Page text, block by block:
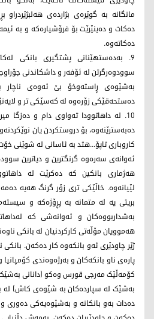
مانگانە بە گوێرەی بژاردەی
دەکات و دەینێرێت بۆ فرۆشیارەکە و بە
دەکاتەوە.
9. بەدەستهێنانی پشتگیری بانکی
سوودوەرگرتن لە ئۆفەر و داشکاندنی
بەشێوەی ڕاستەوخۆ بێ ئەوەی ناچار
دەستحەقێکی زۆرەوە لە کەسێکی تر و
10. لە داهاتوودا تەواوی دام و
دەبەسترێنەوە، بۆ دروستکردن یان
کاروباری تاپۆ...هتد بە ئاسانی لە شوێنی
ئەوانەی سەرەوە گرنگترین و دیاترین
هەژماری بانکین کە دەکرێت لە
لێیانەوە. خاڵێکی تری زۆر گرنگ هەیە
بریتی یە لە متمانە بە پڕۆژەکە و
بەشداربووەکان و ئەوانەشی کە
هەموویان مۆڵەتی کارکردنیان لە بانکی
ژێر چاودێری ئەو بانکەوە کار دەکەن. بانکی
پارەی ناو بانکەکان و بەرژەوەندی
کۆمەڵێک مەرجی قورس وەکو (دانانی بەشێک
بەشێک لە سپاردەکان بە شێوەی کاش) لە
دەدات بەو بانکانە و بەشێوەیەکی دەوری و